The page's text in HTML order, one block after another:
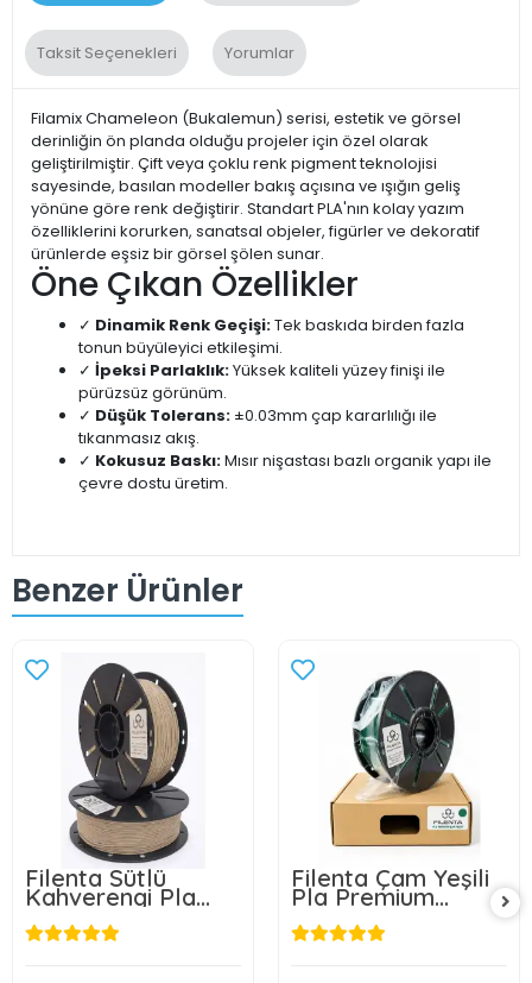
Taksit Seçenekleri Yorumlar
Filamix Chameleon (Bukalemun) serisi, estetik ve görsel
derinliğin ön planda olduğu projeler için özel olarak
geliştirilmiştir. Çift veya çoklu renk pigment teknolojisi
sayesinde, basılan modeller bakış açısına ve ışığın geliş
yönüne göre renk değiştirir. Standart PLA'nın kolay yazım
özelliklerini korurken, sanatsal objeler, figürler ve dekoratif
ürünlerde eşsiz bir görsel şölen sunar.
Öne Çıkan Özellikler
✓ Dinamik Renk Geçişi:Tek baskıda birden fazla
tonun büyüleyici etkileşimi.
✓ İpeksi Parlaklık:Yüksek kaliteli yüzey finişi ile
pürüzsüz görünüm.
✓ Düşük Tolerans: ±0.03mm çap kararlılığı ile
tıkanmasız akış.
✓ Kokusuz Baskı:Mısır nişastası bazlı organik yapı ile
çevre dostu üretim.
Benzer Ürünler
Filenta Sütlü
Kahverengi Pla
Premium Filament
1.75mm 1Kg
Filenta Çam Yeşili
Pla Premium
Filament 1.75mm
1Kg